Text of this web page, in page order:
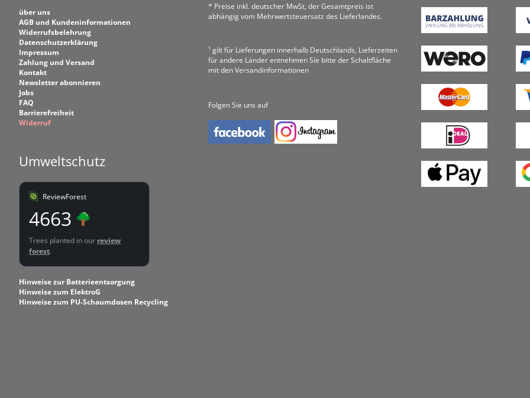
über uns
AGB und Kundeninformationen
Widerrufsbelehrung
Datenschutzerklärung
Impressum
Zahlung und Versand
Kontakt
Newsletter abonnieren
Jobs
FAQ
Barrierefreiheit
Widerruf
Umweltschutz
ReviewForest
4663
Trees planted in our review
forest.
Hinweise zur Batterieentsorgung
Hinweise zum ElektroG
Hinweise zum PU-Schaumdosen Recycling
* Preise inkl. deutscher MwSt, der Gesamtpreis ist
abhängig vom Mehrwertsteuersatz des Lieferlandes.
¹ gilt für Lieferungen innerhalb Deutschlands, Lieferzeiten
für andere Länder entnehmen Sie bitte der Schaltfläche
mit den Versandinformationen
Folgen Sie uns auf